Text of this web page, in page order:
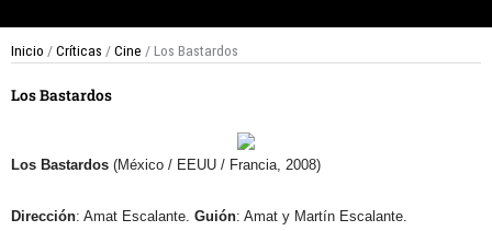
Inicio /Críticas /Cine / Los Bastardos
Los Bastardos
Los Bastardos (México / EEUU / Francia, 2008)
Dirección: Amat Escalante. Guión: Amat y Martín Escalante.